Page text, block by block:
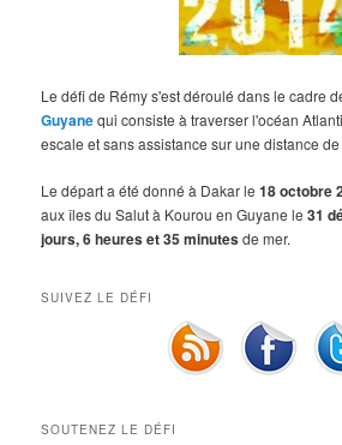
Le défi de Rémy s'est déroulé dans le cadre
Guyanequi consiste à traverser l'océan
escale et sans assistance sur une distance
Le départ a été donné à Dakar le18 octobre
aux îles du Salut à Kourou en Guyane le31
jours, 6 heures et 35 minutesde mer.
SUIVEZ LE DÉFI
SOUTENEZ LE DÉFI